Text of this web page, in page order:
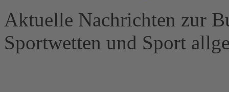
Aktuelle Nachrichten zur
Sportwetten und Sport